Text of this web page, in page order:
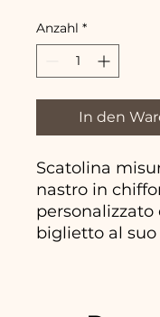
Anzahl *
In den
Scatolina
nastro in
personalizzato
biglietto al